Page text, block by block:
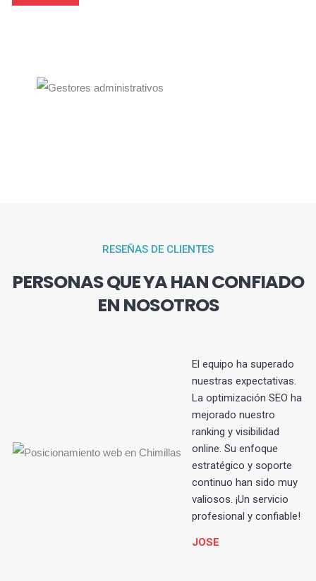
RESEÑAS DE CLIENTES
PERSONAS QUE YA HAN CONFIADO
EN NOSOTROS
El equipo ha superado
nuestras expectativas.
La optimización SEO ha
mejorado nuestro
ranking y visibilidad
online. Su enfoque
estratégico y soporte
continuo han sido muy
valiosos. ¡Un servicio
profesional y confiable!
JOSE